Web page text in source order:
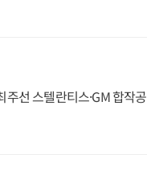
선 스텔란티스·GM 합작공